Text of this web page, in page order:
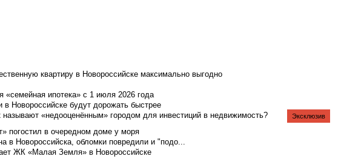
квартиру в Новороссийске максимально выгодно
«семейная ипотека» с 1 июля 2026 года
в Новороссийске будут дорожать быстрее
называют «недооценённым» городом для инвестиций в недвижимость?
погостил в очередном доме у моря
в Новороссийска, обломки повредили и "подо...
ЖК «Малая Земля» в Новороссийске
Эксклюзив